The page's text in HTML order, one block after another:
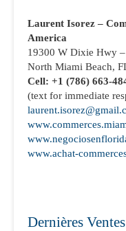
Laurent Isorez –
America
19300 W Dixie Hwy –
North Miami Beach,
Cell: +1 (786) 663-
(text for immediate
www.achat-
Dernières